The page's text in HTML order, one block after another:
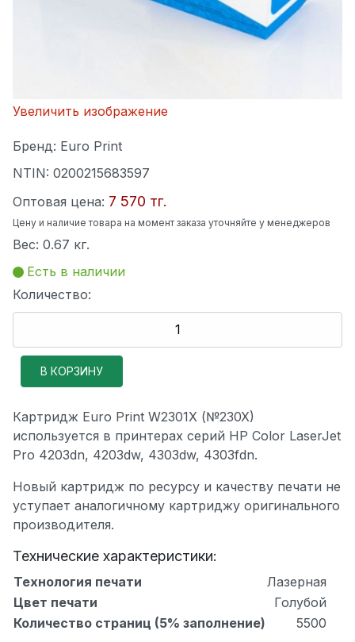
Увеличить изображение
Бренд: Euro Print
NTIN: 0200215683597
Оптовая цена: 7 570 тг.
Цену и наличие товара на момент заказа уточняйте у менеджеров
Вес: 0.67 кг.
Есть в наличии
Количество:
Картридж Euro Print W2301X (№230X)
используется в принтерах серий HP Color LaserJet
Pro 4203dn, 4203dw, 4303dw, 4303fdn.
Новый картридж по ресурсу и качеству печати не
уступает аналогичному картриджу оригинального
производителя.
Технические характеристики:
Технология печати
Лазерная
Цвет печати
Голубой
Количество страниц (5% заполнение)
5500